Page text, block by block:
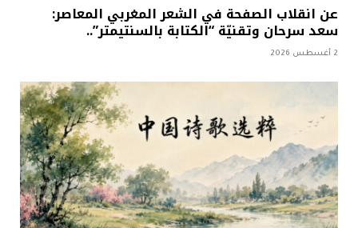
عن انقلاب الصفحة في الشعر المغربي المعاصر:
سعد سرحان وتقنيّة “الكتابة بالسنتيمتر”..
2 أغسطس 2026